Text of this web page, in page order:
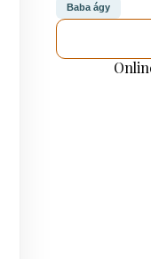
Baba ágy